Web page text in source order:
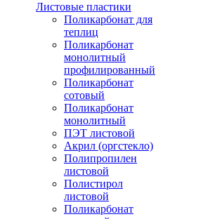
Листовые пластики
Поликарбонат для
теплиц
Поликарбонат
монолитный
профилированный
Поликарбонат
сотовый
Поликарбонат
монолитный
ПЭТ листовой
Акрил (оргстекло)
Полипропилен
листовой
Полистирол
листовой
Поликарбонат